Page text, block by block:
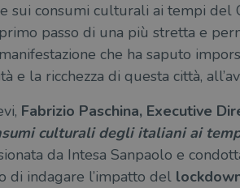
sui consumi culturali ai tempi
passo di una più stretta e
che ha saputo
e la ricchezza di questa città,
Fabrizio Paschina, Executive
culturali degli italiani ai
da Intesa Sanpaolo e
di indagare l’impatto del